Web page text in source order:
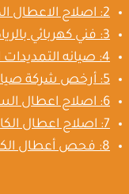
2: اصلاح الاعطال الكهربائية
3: فني كهربائي بالرياض
4: صيانه التمديدات الكهربائية بالرياض
5: أرخص شركة صيانة سخانات بالرياض
6: اصلاح اعطال السخان الكهربائي
7: اصلاح اعطال الكابلات الكهربائية
8: فحص أعطال الكهرباء بالرياض